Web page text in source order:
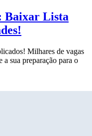
Baixar Lista
Milhares de vagas
a sua preparação para o